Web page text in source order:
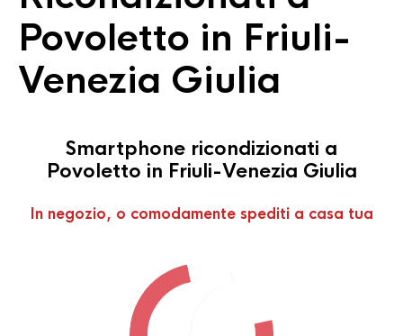
Povoletto in Friuli-
Venezia Giulia
Smartphone ricondizionati a
Povoletto in Friuli-Venezia Giulia
In negozio, o comodamente spediti a casa tua